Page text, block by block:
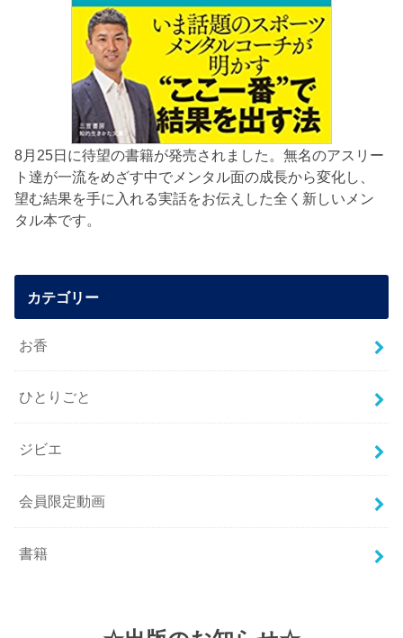
8月25日に待望の書籍が発売されました。無名のアスリー
ト達が一流をめざす中でメンタル面の成長から変化し、
望む結果を手に入れる実話をお伝えした全く新しいメン
タル本です。
カテゴリー
お香
ひとりごと
ジビエ
会員限定動画
書籍